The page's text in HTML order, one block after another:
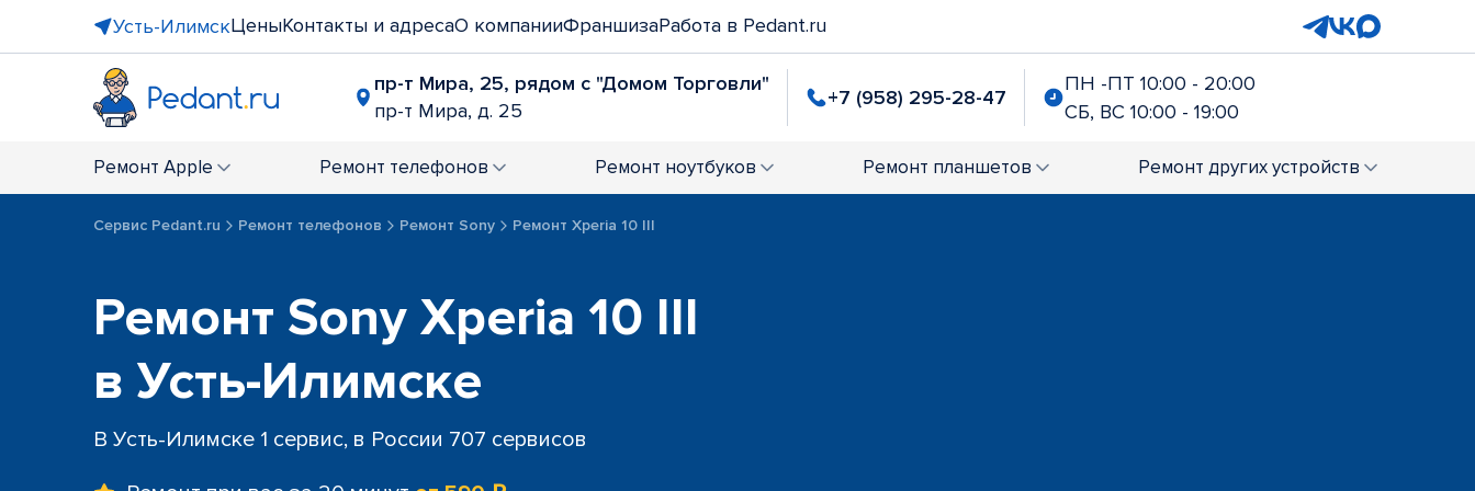
Усть-ИлимскЦеныКонтакты и адресаО компанииФраншизаРабота в Pedant.ru
пр-т Мира, 25, рядом с "Домом Торговли"
пр-т Мира, д. 25
+7 (958) 295-28-47
ПН -ПТ 10:00 - 20:00
СБ, ВС 10:00 - 19:00
Ремонт Apple Ремонт телефонов Ремонт ноутбуков Ремонт планшетов Ремонт других устройств
Сервис Pedant.ru Ремонт телефонов Ремонт Sony Ремонт Xperia 10 III
Ремонт Sony Xperia 10 III
в Усть-Илимске
В Усть-Илимске 1 сервис, в России 707 сервисов